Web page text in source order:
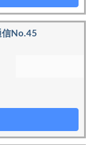
信No.45